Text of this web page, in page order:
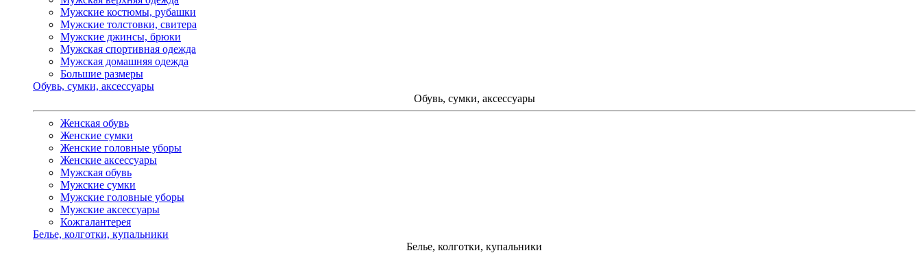
Мужские костюмы, рубашки
Мужские толстовки, свитера
Мужские джинсы, брюки
Мужская спортивная одежда
Мужская домашняя одежда
Большие размеры
Обувь, сумки, аксессуары
Обувь, сумки, аксессуары
Женская обувь
Женские сумки
Женские головные уборы
Женские аксессуары
Мужская обувь
Мужские сумки
Мужские головные уборы
Мужские аксессуары
Кожгалантерея
Белье, колготки, купальники
Белье, колготки, купальники